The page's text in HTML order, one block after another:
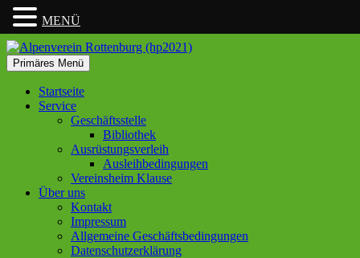
Alpenverein Rottenburg
(hp2021)
Suchen
Primäres Menü
Inhalt
Startseite
Service
Geschäftsstelle
Bibliothek
Ausrüstungsverleih
Ausleihbedingungen
Vereinsheim Klause
Über uns
Kontakt
Impressum
Allgemeine Geschäftsbedingungen
Datenschutzerklärung
MENÜ